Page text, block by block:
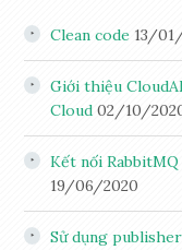
Clean code 13/
Giới thiệu
Cloud 02/10/
Kết nối
19/06/2020
Sử dụng